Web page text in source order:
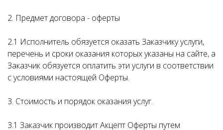
2. Предмет договора - оферты
2.1 Исполнитель обязуется оказать Заказчику услуги,
перечень и сроки оказания которых указаны на сайте, а
Заказчик обязуется оплатить эти услуги в соответствии
с условиями настоящей Оферты.
3. Стоимость и порядок оказания услуг.
3.1 Заказчик производит Акцепт Оферты путем